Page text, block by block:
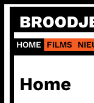
naar
de
inhoud
HOME FILMS
Home